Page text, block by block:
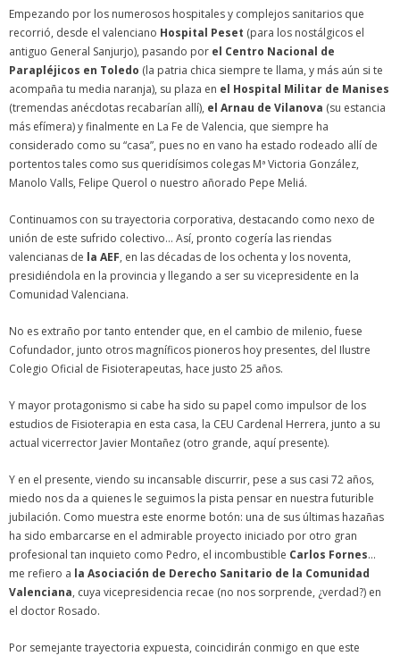
Empezando por los numerosos hospitales y complejos sanitarios que
recorrió, desde el valenciano Hospital Peset (para los nostálgicos el
antiguo General Sanjurjo), pasando por el Centro Nacional de
Parapléjicos en Toledo (la patria chica siempre te llama, y más aún si te
acompaña tu media naranja), su plaza en el Hospital Militar de Manises
(tremendas anécdotas recabarían allí), el Arnau de Vilanova (su estancia
más efímera) y finalmente en La Fe de Valencia, que siempre ha
considerado como su “casa”, pues no en vano ha estado rodeado allí de
portentos tales como sus queridísimos colegas Mª Victoria González,
Manolo Valls, Felipe Querol o nuestro añorado Pepe Meliá.
Continuamos con su trayectoria corporativa, destacando como nexo de
unión de este sufrido colectivo… Así, pronto cogería las riendas
valencianas de la AEF, en las décadas de los ochenta y los noventa,
presidiéndola en la provincia y llegando a ser su vicepresidente en la
Comunidad Valenciana.
No es extraño por tanto entender que, en el cambio de milenio, fuese
Cofundador, junto otros magníficos pioneros hoy presentes, del Ilustre
Colegio Oficial de Fisioterapeutas, hace justo 25 años.
Y mayor protagonismo si cabe ha sido su papel como impulsor de los
estudios de Fisioterapia en esta casa, la CEU Cardenal Herrera, junto a su
actual vicerrector Javier Montañez (otro grande, aquí presente).
Y en el presente, viendo su incansable discurrir, pese a sus casi 72 años,
miedo nos da a quienes le seguimos la pista pensar en nuestra futurible
jubilación. Como muestra este enorme botón: una de sus últimas hazañas
ha sido embarcarse en el admirable proyecto iniciado por otro gran
profesional tan inquieto como Pedro, el incombustible Carlos Fornes…
me refiero a la Asociación de Derecho Sanitario de la Comunidad
Valenciana, cuya vicepresidencia recae (no nos sorprende, ¿verdad?) en
el doctor Rosado.
Por semejante trayectoria expuesta, coincidirán conmigo en que este